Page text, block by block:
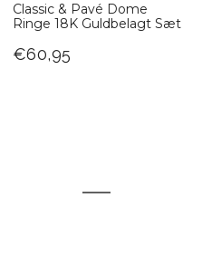
Classic & Pavé Dome
Ringe 18K Guldbelagt Sæt
€60,95